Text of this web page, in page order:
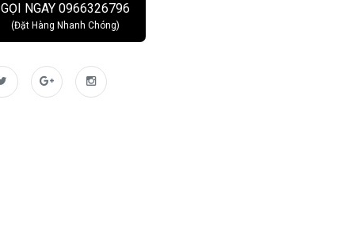
GỌI NGAY 0966326796
(Đặt Hàng Nhanh Chóng)